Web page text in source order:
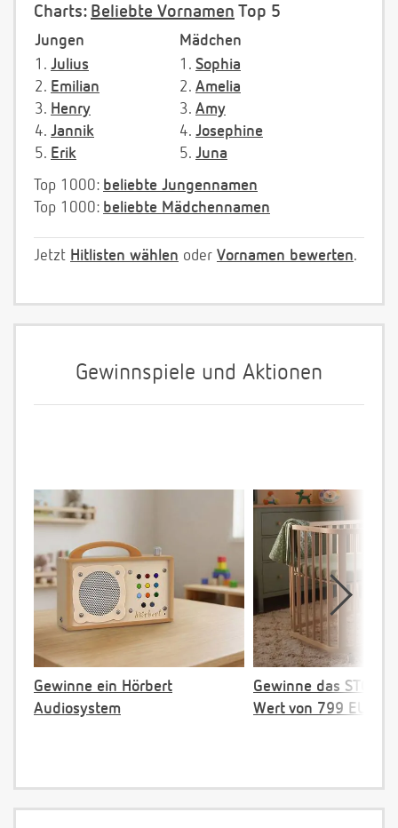
Charts: Beliebte Vornamen Top 5
Jungen
Mädchen
1. Julius
2. Emilian
3. Henry
4. Jannik
5. Erik
1. Sophia
2. Amelia
3. Amy
4. Josephine
5. Juna
Top 1000: beliebte Jungennamen
Top 1000: beliebte Mädchennamen
Jetzt Hitlisten wählen oder Vornamen bewerten.
Gewinnspiele und Aktionen
Gewinne ein Hörbert
Audiosystem
Gewinne das
Wert von 799 EUR